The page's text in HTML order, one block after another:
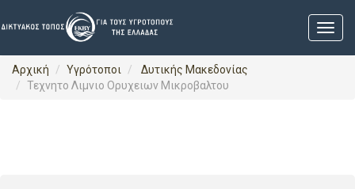
Αρχική Υγρότοποι
Δυτικής Μακεδονίας
Τεχνητο Λιμνιο Ορυχειων Μικροβαλτου